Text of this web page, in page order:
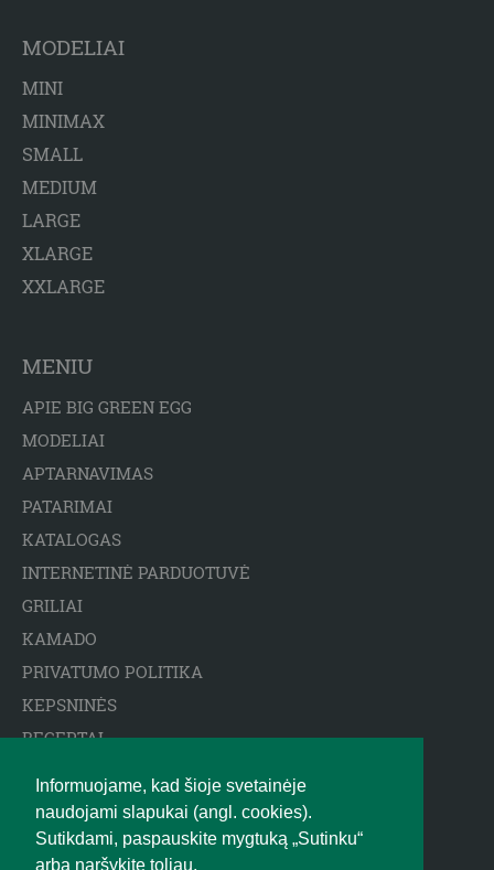
Informuojame, kad šioje svetainėje
naudojami slapukai (angl. cookies).
Sutikdami, paspauskite mygtuką „Sutinku“
arba naršykite toliau.
MODELIAI
MINI
MINIMAX
SMALL
MEDIUM
LARGE
XLARGE
XXLARGE
MENIU
APIE BIG GREEN EGG
MODELIAI
APTARNAVIMAS
PATARIMAI
KATALOGAS
INTERNETINĖ PARDUOTUVĖ
GRILIAI
KAMADO
PRIVATUMO POLITIKA
KEPSNINĖS
RECEPTAI
ATSAKOMYBĖS APRIBOJIMAS
BIGGREENEGG.EU